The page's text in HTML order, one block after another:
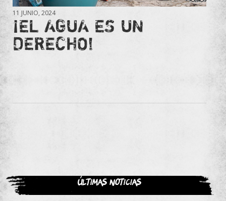
11 JUNIO, 2024
¡EL AGUA ES UN
DERECHO!
Últimas noticias